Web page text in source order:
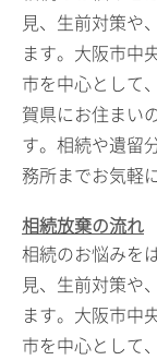
見、生前対策や
ます。大阪市中
市を中心として
賀県にお住まい
す。相続や遺留
務所までお気軽に
相続放棄の流れ
相続のお悩みを
見、生前対策や
ます。大阪市中
市を中心として